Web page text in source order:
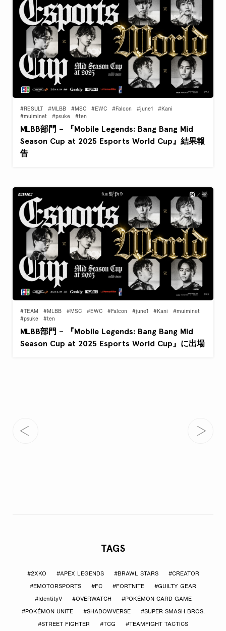
TAGS
#2XKO #APEX LEGENDS #BRAWL STARS #CREATOR
#EMOTORSPORTS #FC #FORTNITE #GUILTY GEAR
#IdentityV #OVERWATCH #POKÉMON CARD GAME
#POKÉMON UNITE #SHADOWVERSE #SUPER SMASH BROS.
#STREET FIGHTER #TCG #TEAMFIGHT TACTICS
#RESULT #MLBB #MSC #EWC #Falcon #june1
#Kani
#muiminet
#psuke #ten
MLBB部門 – 『Mobile Legends: Bang Bang Mid
Season Cup at 2025 Esports World Cup』結果報
告
#TEAM #MLBB #MSC #EWC #Falcon #june1 #Kani
#muiminet
#psuke
#ten
MLBB部門 – 『Mobile Legends: Bang Bang Mid
Season Cup at 2025 Esports World Cup』に出場